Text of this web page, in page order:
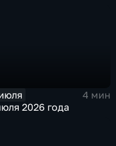
4 мин
2026 года